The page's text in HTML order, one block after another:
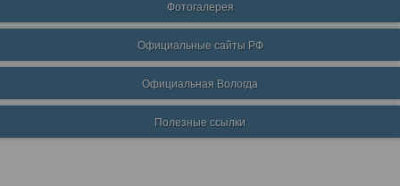
Фотогалерея
Официальные сайты РФ
Официальная Вологда
Полезные ссылки